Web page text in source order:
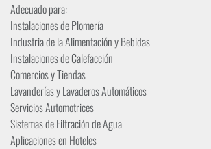
Adecuado para:
Instalaciones de Plomería
Industria de la Alimentación y Bebidas
Instalaciones de Calefacción
Comercios y Tiendas
Lavanderías y Lavaderos Automáticos
Servicios Automotrices
Sistemas de Filtración de Agua
Aplicaciones en Hoteles